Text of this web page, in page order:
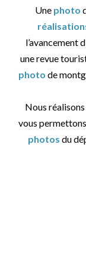
Une photo
l’avancement
une revue
photo de
Nous
vous
photos du